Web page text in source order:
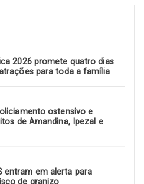
2026 promete quatro dias
para toda a família
ostensivo e
de Amandina, Ipezal e
entram em alerta para